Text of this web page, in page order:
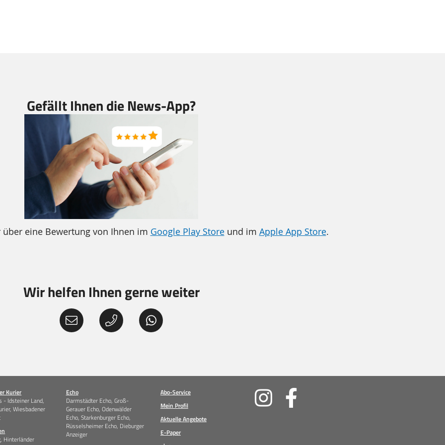
Gefällt Ihnen die News-App?
eine Bewertung von Ihnen im Google Play Storeund im Apple App Store.
Wir helfen Ihnen gerne weiter
Kurier
- Idsteiner Land,
Wiesbadener
Hinterländer
Echo
Darmstädter Echo, Groß-
Gerauer Echo, Odenwälder
Echo, Starkenburger Echo,
Rüsselsheimer Echo, Dieburger
Anzeiger
Abo-Service
Mein Profil
Aktuelle Angebote
E-Paper
Soziale
Medien